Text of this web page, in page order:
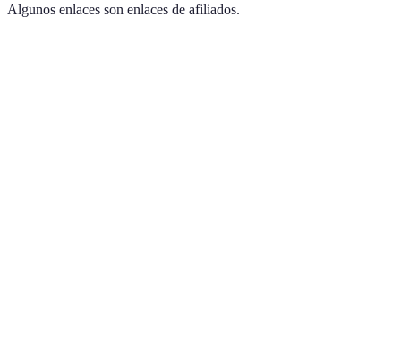
Algunos enlaces son enlaces de afiliados.